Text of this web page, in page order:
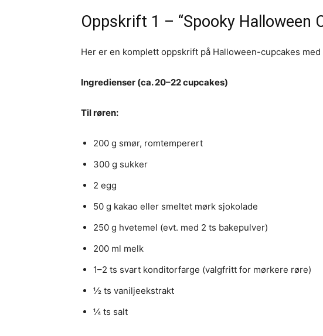
Oppskrift 1 – “Spooky Halloween
Her er en komplett oppskrift på Halloween-cupcakes
Ingredienser (ca. 20–22 cupcakes)
Til røren:
200 g smør, romtemperert
300 g sukker
2 egg
50 g kakao eller smeltet mørk sjokolade
250 g hvetemel (evt. med 2 ts bakepulver)
200 ml melk
1–2 ts svart konditorfarge (valgfritt for mørkere røre)
½ ts vaniljeekstrakt
¼ ts salt